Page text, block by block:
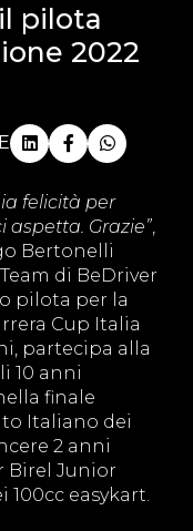
pilota
2022
felicità per
aspetta. Grazie”
Bertonelli
di BeDriver
pilota per la
Cup Italia
partecipa alla
10 anni
finale
Italiano dei
2 anni
Birel Junior
easykart.